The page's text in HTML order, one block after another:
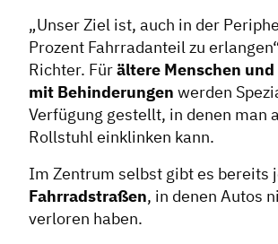
„Unser Ziel ist, auch in der
Prozent Fahrradanteil zu
Richter. Fürältere Menschen und
mit Behinderungen werden
Verfügung gestellt, in denen man
Rollstuhl einklinken kann.
Im Zentrum selbst gibt es bereits
Fahrradstraßen, in denen Autos
verloren haben.